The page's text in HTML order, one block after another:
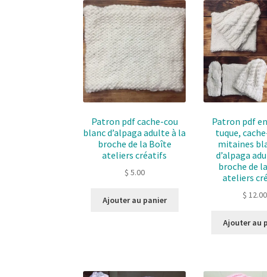
Patron pdf cache-cou
blanc d’alpaga adulte à la
broche de la Boîte
ateliers créatifs
$ 5.00
Ajouter au panier
Patron pdf
tuque,
mitaines
d’alpaga
broche de
ateliers
$ 12.00
Ajouter au